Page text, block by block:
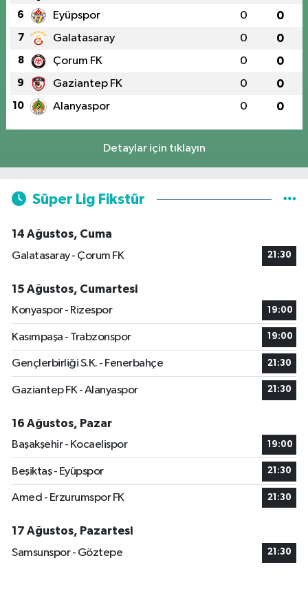
6 Eyüpspor 0 0
7 Galatasaray 0 0
8 Çorum FK 0 0
9 Gaziantep FK 0 0
10 Alanyaspor 0 0
Detaylar için tıklayın
Süper Lig Fikstür
14 Ağustos, Cuma
Galatasaray - Çorum FK
21:30
15 Ağustos, Cumartesi
Konyaspor - Rizespor
19:00
Kasımpaşa - Trabzonspor 19:00
Gençlerbirliği S.K. - Fenerbahçe 21:30
Gaziantep FK - Alanyaspor 21:30
16 Ağustos, Pazar
Başakşehir - Kocaelispor
19:00
Beşiktaş - Eyüpspor 21:30
Amed - Erzurumspor FK 21:30
17 Ağustos, Pazartesi
Samsunspor - Göztepe
21:30